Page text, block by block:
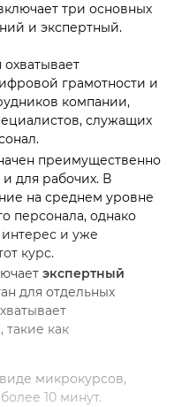
три основных
и экспертный.
грамотности и
компании,
служащих
преимущественно
для рабочих. В
на среднем уровне
персонала, однако
интерес и уже
курс.
экспертный
для отдельных
как
микрокурсов,
10 минут.